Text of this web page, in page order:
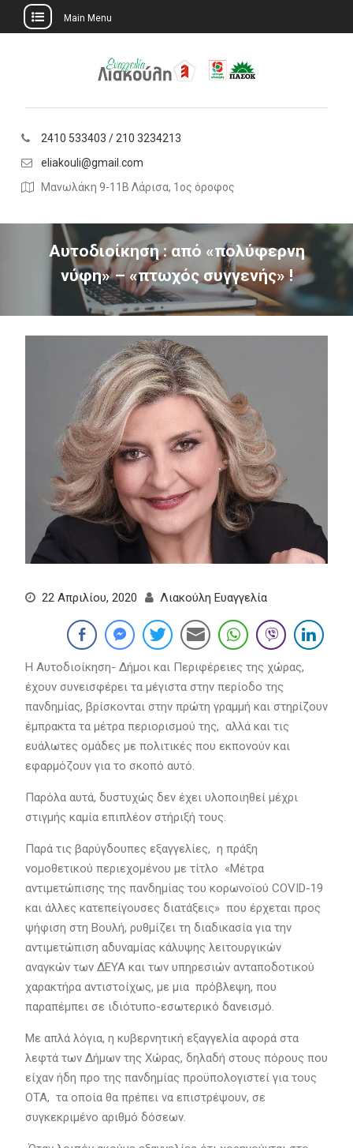
Main Menu
2410 533403 / 210 3234213
eliakouli@gmail.com
Μανωλάκη 9-11Β Λάρισα, 1ος όροφος
Αυτοδιοίκηση : από «πολύφερνη
νύφη» – «πτωχός συγγενής» !
22 Απριλίου, 2020 Λιακούλη Ευαγγελία
Η Αυτοδιοίκηση- Δήμοι και Περιφέρειες της χώρας,
έχουν συνεισφέρει τα μέγιστα στην περίοδο της
πανδημίας, βρίσκονται στην πρώτη γραμμή και στηρίζουν
έμπρακτα τα μέτρα περιορισμού της, αλλά και τις
ευάλωτες ομάδες με πολιτικές που εκπονούν και
εφαρμόζουν για το σκοπό αυτό.
Παρόλα αυτά, δυστυχώς δεν έχει υλοποιηθεί μέχρι
στιγμής καμία επιπλέον στήριξή τους.
Παρά τις βαρύγδουπες εξαγγελίες, η πράξη
νομοθετικού περιεχομένου με τίτλο «Μέτρα
αντιμετώπισης της πανδημίας του κορωνοϊού COVID-19
και άλλες κατεπείγουσες διατάξεις» που έρχεται προς
ψήφιση στη Βουλή, ρυθμίζει τη διαδικασία για την
αντιμετώπιση αδυναμίας κάλυψης λειτουργικών
αναγκών των ΔΕΥΑ και των υπηρεσιών ανταποδοτικού
χαρακτήρα αντιστοίχως, με μια πρόβλεψη, που
παραπέμπει σε ιδιότυπο-εσωτερικό δανεισμό.
Με απλά λόγια, η κυβερνητική εξαγγελία αφορά στα
λεφτά των Δήμων της Χώρας, δηλαδή στους πόρους που
είχαν ήδη προ της πανδημίας προϋπολογιστεί για τους
ΟΤΑ, τα οποία θα πρέπει να επιστρέψουν, σε
συγκεκριμένο αριθμό δόσεων.